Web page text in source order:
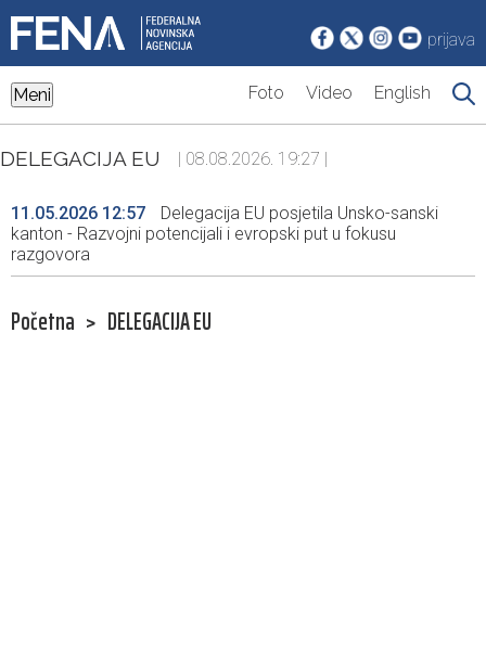
prijava
Meni Foto Video English
DELEGACIJA EU | 08.08.2026. 19:27 |
11.05.2026 12:57
Delegacija EU posjetila Unsko-sanski
kanton - Razvojni potencijali i evropski put u fokusu
razgovora
Početna > DELEGACIJA EU